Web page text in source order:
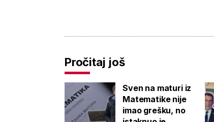
Pročitaj još
Sven na maturi iz
Matematike nije
imao grešku, no